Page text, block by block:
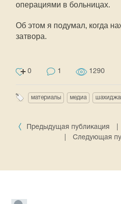
операциями в больницах.
Об этом я подумал, когда
затвора.
0 1 1290
материалы медиа
Предыдущая публикация
Следующая